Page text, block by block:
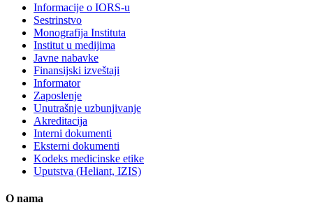
Informacije o IORS-u
Sestrinstvo
Monografija Instituta
Institut u medijima
Javne nabavke
Finansijski izveštaji
Informator
Zaposlenje
Unutrašnje uzbunjivanje
Akreditacija
Interni dokumenti
Eksterni dokumenti
Kodeks medicinske etike
Uputstva (Heliant, IZIS)
O nama